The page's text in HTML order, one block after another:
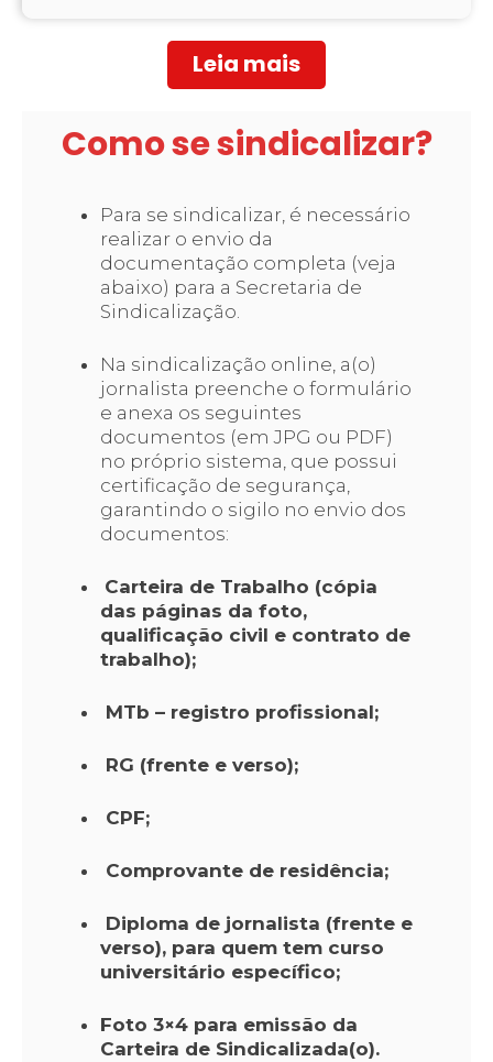
Leia mais
Como se sindicalizar?
Para se sindicalizar, é necessário
realizar o envio da
documentação completa (veja
abaixo) para a Secretaria de
Sindicalização.
Na sindicalização online, a(o)
jornalista preenche o formulário
e anexa os seguintes
documentos (em JPG ou PDF)
no próprio sistema, que possui
certificação de segurança,
garantindo o sigilo no envio dos
documentos:
Carteira de Trabalho (cópia
das páginas da foto,
qualificação civil e contrato de
trabalho);
MTb – registro profissional;
RG (frente e verso);
CPF;
Comprovante de residência;
Diploma de jornalista (frente e
verso), para quem tem curso
universitário específico;
Foto 3×4 para emissão da
Carteira de Sindicalizada(o).